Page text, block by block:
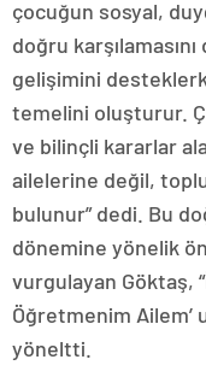
çocuğun sosyal,
doğru
gelişimini
temelini oluşturur.
ve bilinçli kararlar
ailelerine değil,
bulunur” dedi. Bu
dönemine yönelik
vurgulayan Göktaş,
Öğretmenim Ailem’
yöneltti.